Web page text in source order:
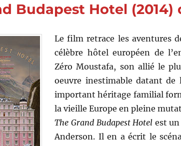
Budapest Hotel (2014)
Le film retrace les aventures
célèbre hôtel européen de
Zéro Moustafa, son allié le
oeuvre inestimable datant de
important héritage familial
la vieille Europe en pleine
The Grand Budapest Hotel est
Anderson. Il en a écrit le